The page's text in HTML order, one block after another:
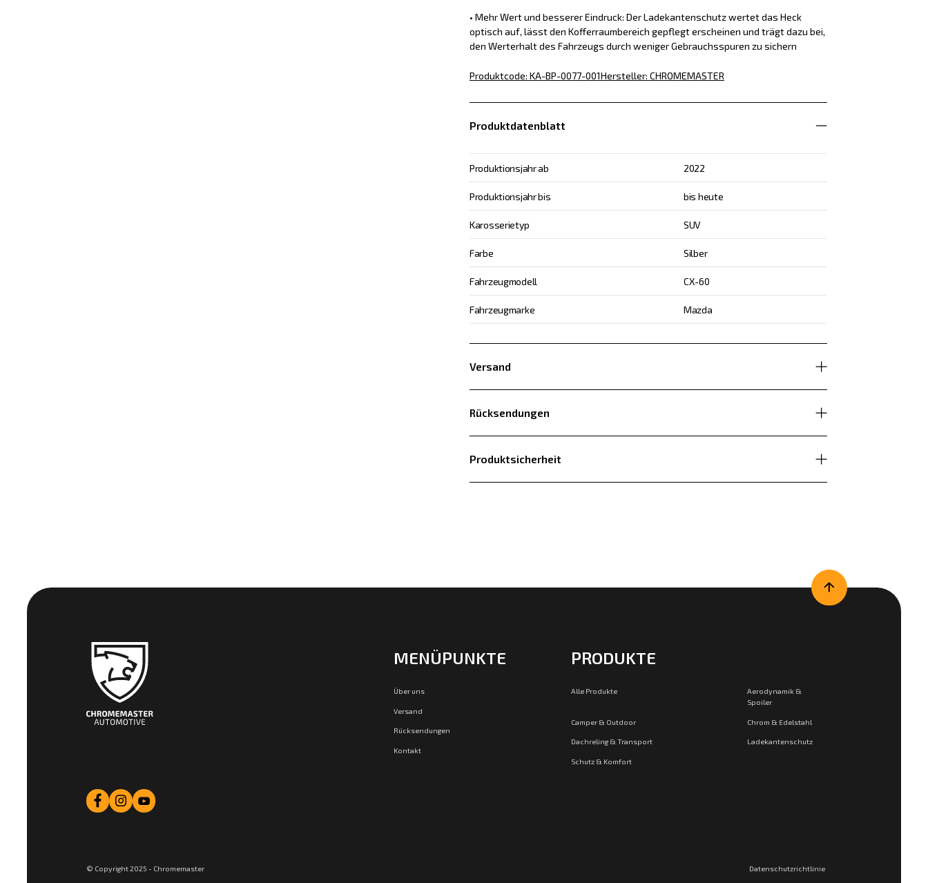
• Mehr Wert und besserer Eindruck: Der Ladekantenschutz wertet das Heck
optisch auf, lässt den Kofferraumbereich gepflegt erscheinen und trägt dazu bei,
den Werterhalt des Fahrzeugs durch weniger Gebrauchsspuren zu sichern
Produktcode: KA-BP-0077-001Hersteller: CHROMEMASTER
Produktdatenblatt
Produktionsjahr ab 2022
Produktionsjahr bis bis heute
Karosserietyp SUV
Farbe Silber
Fahrzeugmodell CX-60
Fahrzeugmarke Mazda
Versand
Rücksendungen
Produktsicherheit
MENÜPUNKTE
Über uns
Versand
Rücksendungen
Kontakt
PRODUKTE
Alle Produkte
Aerodynamik &
Spoiler
Camper & Outdoor Chrom & Edelstahl
Dachreling & Transport Ladekantenschutz
Schutz & Komfort
© Copyright 2025 - Chromemaster Datenschutzrichtlinie